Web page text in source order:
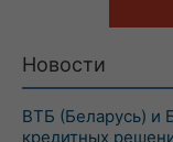
Новости
ВТБ (Беларусь) и
кредитных